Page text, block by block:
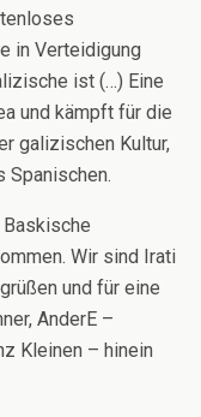
in Verteidigung
ist (…) Eine
und kämpft für die
galizischen Kultur,
Spanischen.
Wir sind Irati
und für eine
AnderE –
Kleinen – hinein